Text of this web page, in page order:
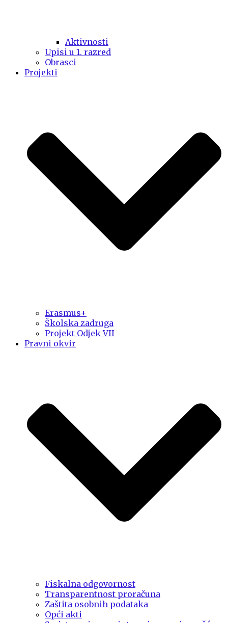
Aktivnosti
Upisi u 1. razred
Obrasci
Projekti
Erasmus+
Školska zadruga
Projekt Odjek VII
Pravni okvir
Fiskalna odgovornost
Transparentnost proračuna
Zaštita osobnih podataka
Opći akti